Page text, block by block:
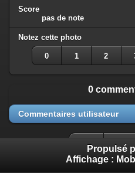
Score
pas de note
Notez cette photo
0 1 2
0
Commentaires utilisateur
Propulsé
Affichage :